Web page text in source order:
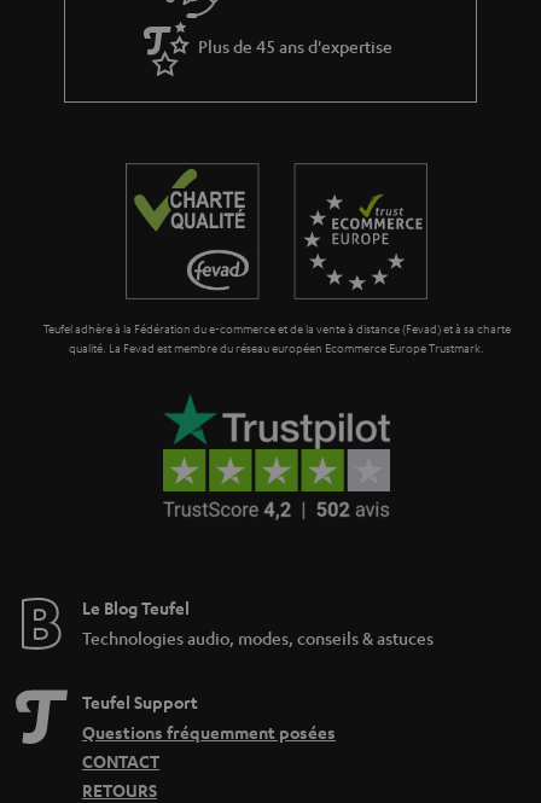
a
n
e
Plus de 45 ans d'expertise
Teufel adhère à la Fédération du e-commerce et de la vente à distance (Fevad) et à sa charte
qualité. La Fevad est membre du réseau européen Ecommerce Europe Trustmark.
Le Blog Teufel
Technologies audio, modes, conseils & astuces
Teufel Support
Questions fréquemment posées
CONTACT
RETOURS